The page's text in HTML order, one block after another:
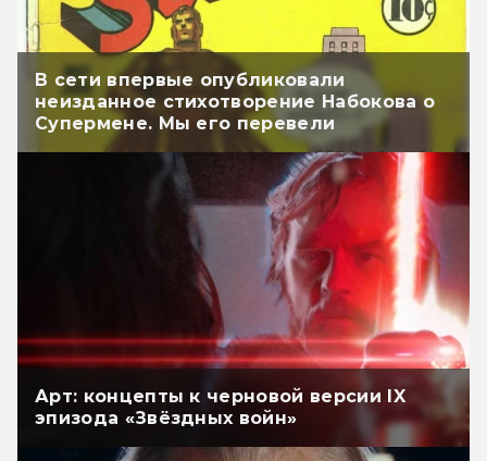
В сети впервые опубликовали
неизданное стихотворение Набокова о
Супермене. Мы его перевели
Арт: концепты к черновой версии IX
эпизода «Звёздных войн»